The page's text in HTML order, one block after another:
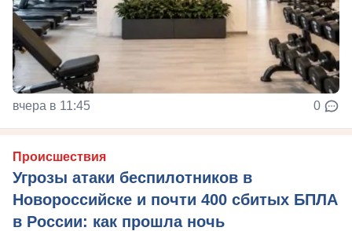
вчера в 11:45 0
Происшествия
Угрозы атаки беспилотников в
Новороссийске и почти 400 сбитых БПЛА
в России: как прошла ночь